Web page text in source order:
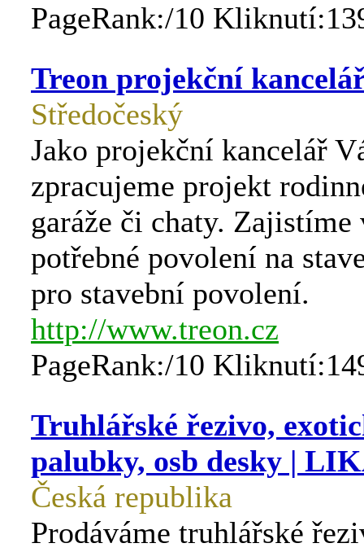
PageRank:/10
Treon projekční
Středočeský
Jako projekční kancelář
zpracujeme projekt
garáže či chaty. Zajistíme
potřebné povolení na
pro stavební povolení.
http://www.treon.cz
PageRank:/10
Truhlářské řezivo,
palubky, osb desky |
Česká republika
Prodáváme truhlářské